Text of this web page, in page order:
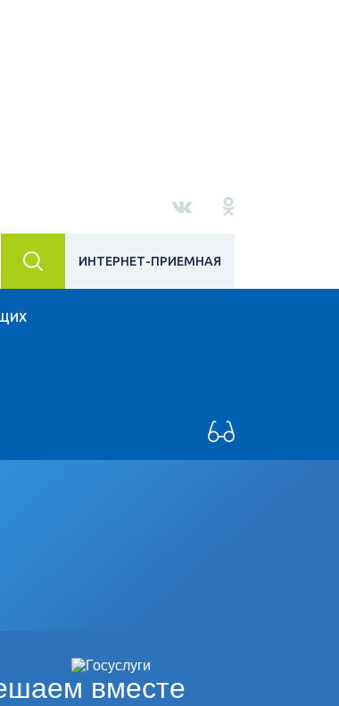
ИНТЕРНЕТ-ПРИЕМНАЯ
вместе